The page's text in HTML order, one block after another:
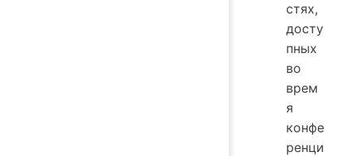
стях,
досту
пных
во
врем
я
конфе
ренци